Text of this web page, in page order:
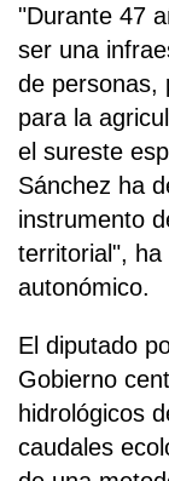
"Durante 47
ser una
de personas,
para la
el sureste
Sánchez ha
instrumento
territorial",
autonómico.
El diputado
Gobierno
hidrológicos
caudales